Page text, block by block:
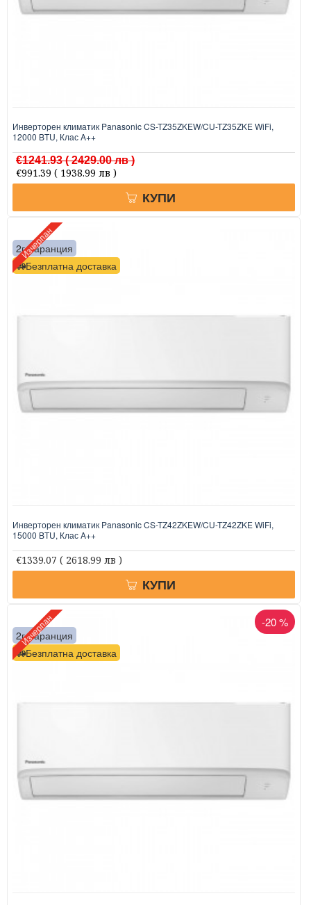
Инверторен климатик Panasonic CS-TZ35ZKEW/CU-TZ35ZKE WiFi,
12000 BTU, Клас A++
€1241.93( 2429.00 лв )
€991.39 ( 1938.99 лв )
КУПИ
Безплатна доставка
2г. гаранция
Изчерпан
Инверторен климатик Panasonic CS-TZ42ZKEW/CU-TZ42ZKE WiFi,
15000 BTU, Клас A++
€1339.07 ( 2618.99 лв )
КУПИ
Безплатна доставка
2г. гаранция
-20 %
Изчерпан